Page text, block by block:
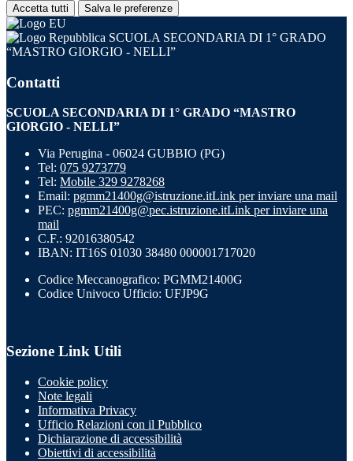
Accetta tutti Salva le preferenze
SCUOLA SECONDARIA DI 1° GRADO
“MASTRO GIORGIO - NELLI”
Contatti
SCUOLA SECONDARIA DI 1° GRADO “MASTRO
GIORGIO - NELLI”
Via Perugina - 06024 GUBBIO (PG)
Tel: 075 9273779
Tel: Mobile 329 9278268
Email: pgmm21400g@istruzione.itLink per inviare una mail
PEC: pgmm21400g@pec.istruzione.itLink per inviare una
mail
C.F.: 92016380542
IBAN: IT16S 01030 38480 000001717020
Codice Meccanografico: PGMM21400G
Codice Univoco Ufficio: UFJP9G
Sezione Link Utili
Cookie policy
Note legali
Informativa Privacy
Ufficio Relazioni con il Pubblico
Dichiarazione di accessibilità
Obiettivi di accessibilità